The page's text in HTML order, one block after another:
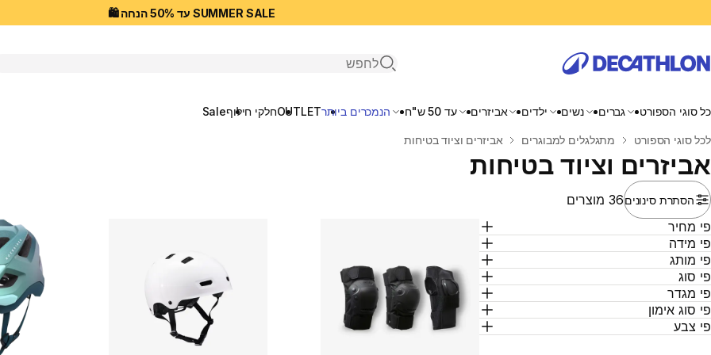
SUMMER SALE עד 50% הנחה 🛍️
פתיחת חיפוש
כל סוגי הספורט גברים נשים ילדים אביזרים עד 50 ש"ח הנמכרים ביותרOUTLETחלקי חילוףSale
בית
לכל סוגי הספורט מתגלגלים למבוגרים אביזרים וציוד בטיחות
אביזרים וציוד בטיחות
הסתרת סינונים36 מוצרים
מחיר
מידה
מותג
סוג
מגדר
סוג אימון
צבע